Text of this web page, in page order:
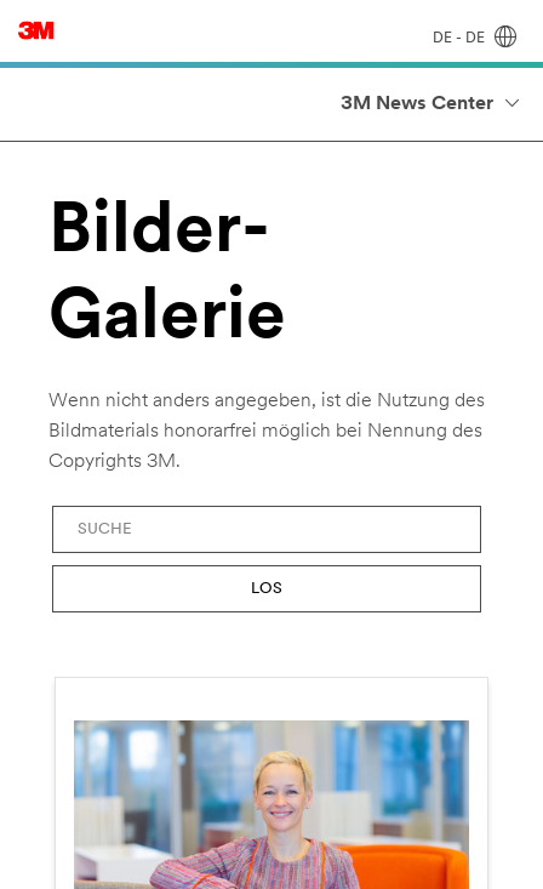
DE - DE
3M News Center
Bilder-
Galerie
Wenn nicht anders angegeben, ist die Nutzung des
Bildmaterials honorarfrei möglich bei Nennung des
Copyrights 3M.
LOS